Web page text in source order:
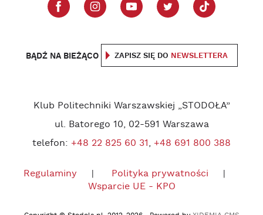
BĄDŹ NA BIEŻĄCO ZAPISZ SIĘ DO NEWSLETTERA
Klub Politechniki Warszawskiej „STODOŁA”
ul. Batorego 10, 02-591 Warszawa
telefon: +48 22 825 60 31, +48 691 800 388
Regulaminy
Polityka prywatności
Wsparcie UE - KPO